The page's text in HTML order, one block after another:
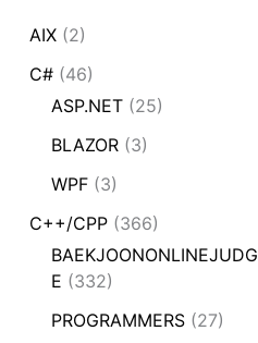
AIX(2)
C#(46)
ASP.NET(25)
BLAZOR(3)
WPF(3)
C++/CPP(366)
BAEKJOONONLINEJUDG
E (332)
PROGRAMMERS(27)